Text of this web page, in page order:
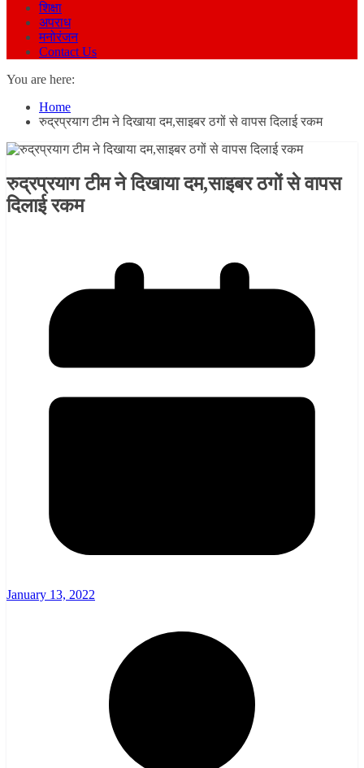
शिक्षा
अपराध
मनोरंजन
Contact Us
You are here:
Home
रुद्रप्रयाग टीम ने दिखाया दम,साइबर ठगों से वापस दिलाई रकम
रुद्रप्रयाग टीम ने दिखाया दम,साइबर ठगों से वापस
दिलाई रकम
January 13, 2022